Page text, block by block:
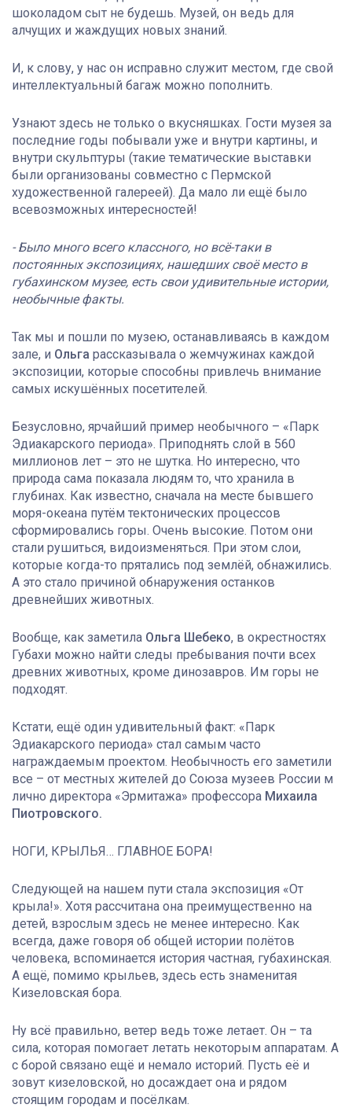
шоколадом сыт не будешь. Музей, он ведь для
алчущих и жаждущих новых знаний.
И, к слову, у нас он исправно служит местом, где свой
интеллектуальный багаж можно пополнить.
Узнают здесь не только о вкусняшках. Гости музея за
последние годы побывали уже и внутри картины, и
внутри скульптуры (такие тематические выставки
были организованы совместно с Пермской
художественной галереей). Да мало ли ещё было
всевозможных интересностей!
- Было много всего классного, но всё-таки в
постоянных экспозициях, нашедших своё место в
губахинском музее, есть свои удивительные истории,
необычные факты.
Так мы и пошли по музею, останавливаясь в каждом
зале, и Ольга рассказывала о жемчужинах каждой
экспозиции, которые способны привлечь внимание
самых искушённых посетителей.
Безусловно, ярчайший пример необычного – «Парк
Эдиакарского периода». Приподнять слой в 560
миллионов лет – это не шутка. Но интересно, что
природа сама показала людям то, что хранила в
глубинах. Как известно, сначала на месте бывшего
моря-океана путём тектонических процессов
сформировались горы. Очень высокие. Потом они
стали рушиться, видоизменяться. При этом слои,
которые когда-то прятались под землёй, обнажились.
А это стало причиной обнаружения останков
древнейших животных.
Вообще, как заметила Ольга Шебеко, в окрестностях
Губахи можно найти следы пребывания почти всех
древних животных, кроме динозавров. Им горы не
подходят.
Кстати, ещё один удивительный факт: «Парк
Эдиакарского периода» стал самым часто
награждаемым проектом. Необычность его заметили
все – от местных жителей до Союза музеев России м
лично директора «Эрмитажа» профессора Михаила
Пиотровского.
НОГИ, КРЫЛЬЯ… ГЛАВНОЕ БОРА!
Следующей на нашем пути стала экспозиция «От
крыла!». Хотя рассчитана она преимущественно на
детей, взрослым здесь не менее интересно. Как
всегда, даже говоря об общей истории полётов
человека, вспоминается история частная, губахинская.
А ещё, помимо крыльев, здесь есть знаменитая
Кизеловская бора.
Ну всё правильно, ветер ведь тоже летает. Он – та
сила, которая помогает летать некоторым аппаратам. А
с борой связано ещё и немало историй. Пусть её и
зовут кизеловской, но досаждает она и рядом
стоящим городам и посёлкам.